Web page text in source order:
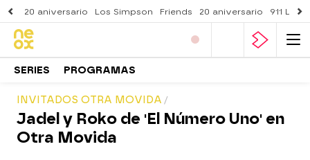
20 aniversario Los Simpson Friends 20 aniversario 911
SERIES PROGRAMAS
INVITADOS OTRA MOVIDA
Jadel y Roko de 'El Número Uno' en
Otra Movida